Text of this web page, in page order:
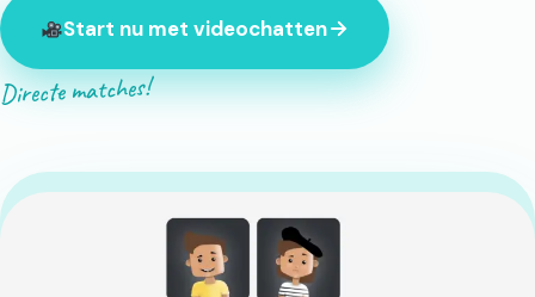
Start nu met videochatten
Directe matches!